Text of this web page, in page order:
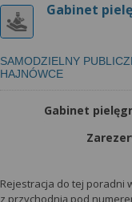
Gabinet
SAMODZIELNY
HAJNÓWCE
Gabinet
Rejestracja do tej poradni